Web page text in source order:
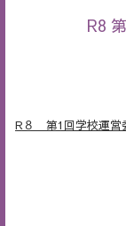
R8
R８ 第1回学校運営